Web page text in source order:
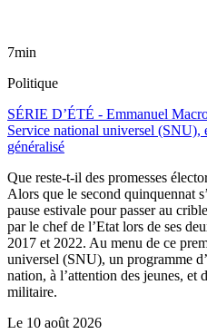
7min
Politique
SÉRIE D’ÉTÉ - Emmanuel
Service national universel (SNU),
généralisé
Que reste-t-il des promesses
Alors que le second quinquennat
pause estivale pour passer au
par le chef de l’Etat lors de ses
2017 et 2022. Au menu de ce
universel (SNU), un programme
nation, à l’attention des jeunes, et
militaire.
Le 10 août 2026